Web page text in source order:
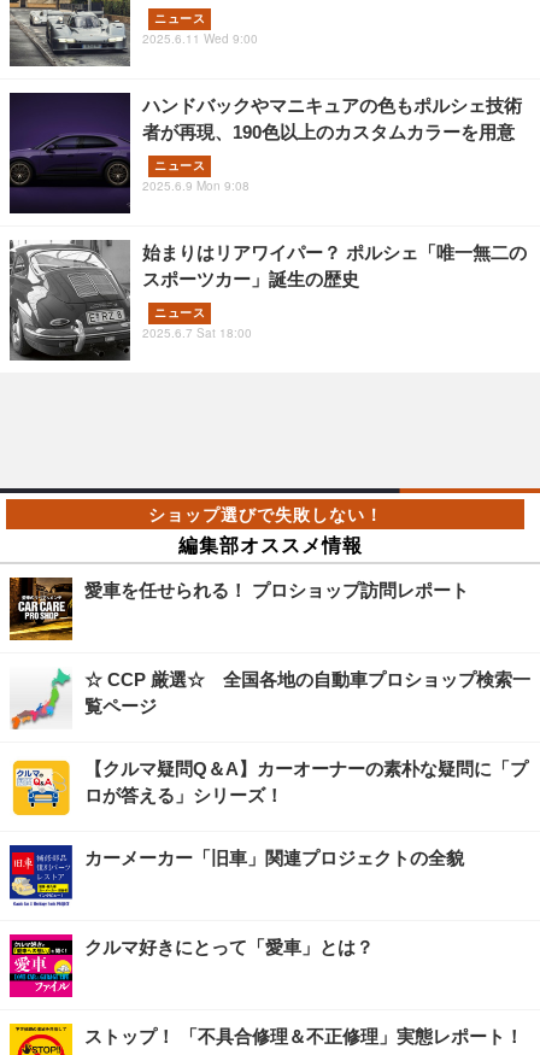
ニュース
2025.6.11 Wed 9:00
ハンドバックやマニキュアの色もポルシェ技術
者が再現、190色以上のカスタムカラーを用意
ニュース
2025.6.9 Mon 9:08
始まりはリアワイパー？ ポルシェ「唯一無二の
スポーツカー」誕生の歴史
ニュース
2025.6.7 Sat 18:00
編集部オススメ情報
愛車を任せられる！ プロショップ訪問レポート
☆ CCP 厳選☆ 全国各地の自動車プロショップ検索一
覧ページ
【クルマ疑問Q＆A】カーオーナーの素朴な疑問に「プ
ロが答える」シリーズ！
カーメーカー「旧車」関連プロジェクトの全貌
クルマ好きにとって「愛車」とは？
ストップ！ 「不具合修理＆不正修理」実態レポート！